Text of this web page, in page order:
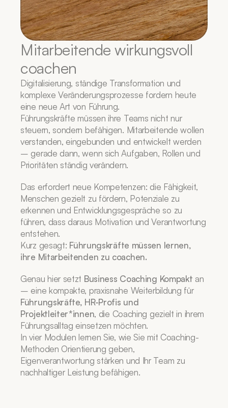
Mitarbeitende wirkungsvoll
coachen
Digitalisierung, ständige Transformation und
komplexe Veränderungsprozesse fordern heute
eine neue Art von Führung.
Führungskräfte müssen ihre Teams nicht nur
steuern, sondern befähigen. Mitarbeitende wollen
verstanden, eingebunden und entwickelt werden
– gerade dann, wenn sich Aufgaben, Rollen und
Prioritäten ständig verändern.
Das erfordert neue Kompetenzen: die Fähigkeit,
Menschen gezielt zu fördern, Potenziale zu
erkennen und Entwicklungsgespräche so zu
führen, dass daraus Motivation und Verantwortung
entstehen.
Kurz gesagt: Führungskräfte müssen lernen,
ihre Mitarbeitenden zu coachen.
Genau hier setzt Business Coaching Kompakt an
– eine kompakte, praxisnahe Weiterbildung für
Führungskräfte, HR-Profis und
Projektleiter*innen, die Coaching gezielt in ihrem
Führungsalltag einsetzen möchten.
In vier Modulen lernen Sie, wie Sie mit Coaching-
Methoden Orientierung geben,
Eigenverantwortung stärken und Ihr Team zu
nachhaltiger Leistung befähigen.